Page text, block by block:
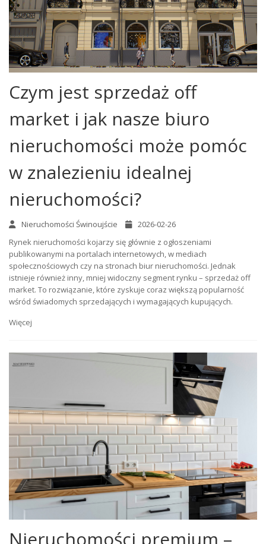
Czym jest sprzedaż off
market i jak nasze biuro
nieruchomości może pomóc
w znalezieniu idealnej
nieruchomości?
Nieruchomości Świnoujście
2026-02-26
Rynek nieruchomości kojarzy się głównie z ogłoszeniami
publikowanymi na portalach internetowych, w mediach
społecznościowych czy na stronach biur nieruchomości. Jednak
istnieje również inny, mniej widoczny segment rynku – sprzedaż off
market. To rozwiązanie, które zyskuje coraz większą popularność
wśród świadomych sprzedających i wymagających kupujących.
Więcej
Nieruchomości premium –